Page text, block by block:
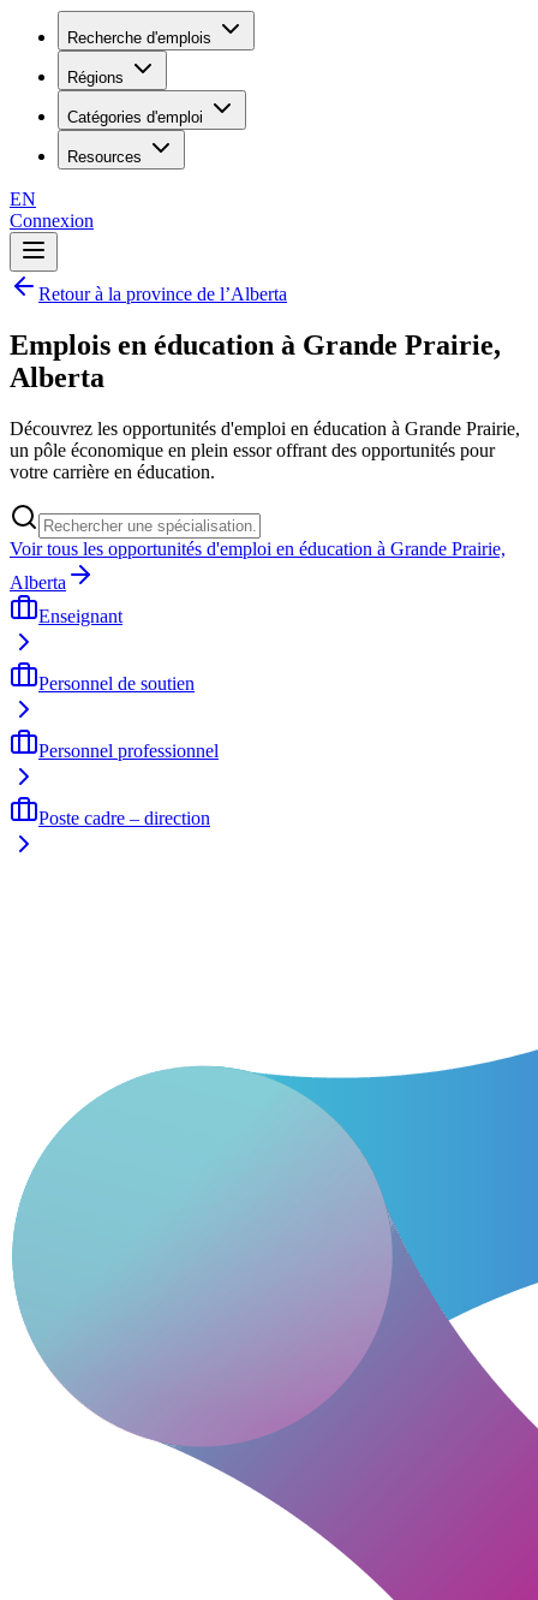
Recherche d'emplois
Régions
Catégories d'emploi
Resources
EN
Connexion
Retour à la province de l’Alberta
Emplois en éducation à Grande Prairie,
Alberta
Découvrez les opportunités d'emploi en éducation à Grande Prairie,
un pôle économique en plein essor offrant des opportunités pour
votre carrière en éducation.
Voir tous les opportunités d'emploi en éducation à Grande Prairie,
Alberta
Enseignant
Personnel de soutien
Personnel professionnel
Poste cadre – direction